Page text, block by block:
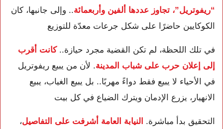
“ريفوتريل”، تجاوز عددها ألفين وأربعمائة.. وإلى جانبها، كان
الكوكايين حاضرًا على شكل جرعات معدّة للتوزيع
في تلك اللحظة، لم تكن القضية مجرد حيازة..كانت أقرب
إلى إعلان حرب على شباب المدينة. لأن من يبيع ريفوتريل
في الأحياء لا يبيع فقط دواءً مهربًا.. بل يبيع الغياب، يبيع
الانهيار، يزرع الإدمان ويترك الضياع في كل بيت
التحقيق بدأ مباشرة. النيابة العامة أشرفت على التفاصيل،